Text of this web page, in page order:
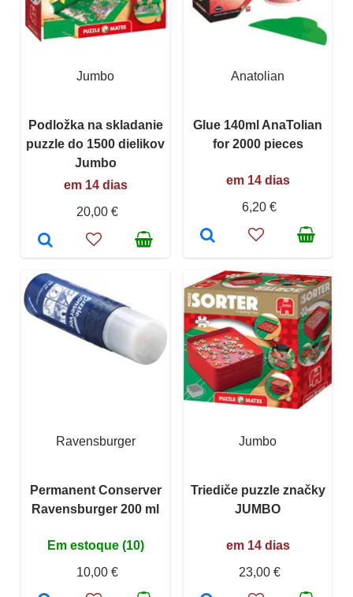
Jumbo
Podložka na skladanie
puzzle do 1500 dielikov
Jumbo
em 14 dias
20,00 €
Anatolian
Glue 140ml AnaTolian
for 2000 pieces
em 14 dias
6,20 €
Ravensburger
Permanent Conserver
Ravensburger 200 ml
Em estoque (10)
10,00 €
Jumbo
Triediče puzzle značky
JUMBO
em 14 dias
23,00 €